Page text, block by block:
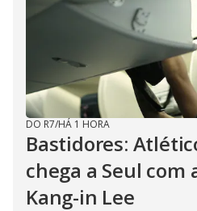
DO R7/HÁ 1 HORA
Bastidores:
chega a Seul com
Kang-in Lee